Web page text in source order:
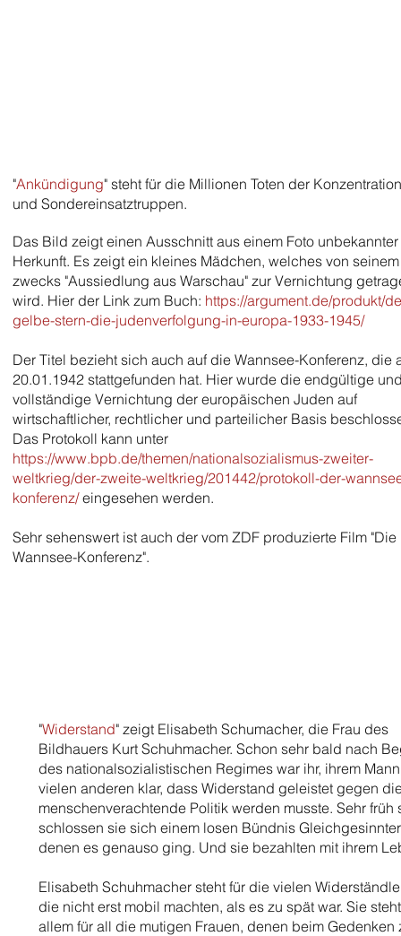
"Ankündigung" steht für die Millionen Toten der
und Sondereinsatztruppen.
Das Bild zeigt einen Ausschnitt aus einem Foto unbekannter
Herkunft. Es zeigt ein kleines Mädchen, welches von
zwecks "Aussiedlung aus Warschau" zur Vernichtung
wird. Hier der Link zum Buch: https://argument.de/produkt/
gelbe-stern-die-judenverfolgung-in-europa-1933-1945/
​Der Titel bezieht sich auch auf die Wannsee-Konferenz, die
20.01.1942 stattgefunden hat. Hier wurde die endgültige
vollständige Vernichtung der europäischen Juden auf
wirtschaftlicher, rechtlicher und parteilicher Basis
Das Protokoll kann unter
https://www.bpb.de/themen/nationalsozialismus-zweiter-
weltkrieg/der-zweite-weltkrieg/201442/protokoll-der-
konferenz/eingesehen werden.
Sehr sehenswert ist auch der vom ZDF produzierte Film "Die
Wannsee-Konferenz".
"Widerstand" zeigt Elisabeth Schumacher, die Frau des
Bildhauers Kurt Schuhmacher. Schon sehr bald nach
des nationalsozialistischen Regimes war ihr, ihrem
vielen anderen klar, dass Widerstand geleistet gegen
menschenverachtende Politik werden musste. Sehr früh
schlossen sie sich einem losen Bündnis
denen es genauso ging. Und sie bezahlten mit ihrem
Elisabeth Schuhmacher steht für die vielen
die nicht erst mobil machten, als es zu spät war. Sie
allem für all die mutigen Frauen, denen beim Gedenken